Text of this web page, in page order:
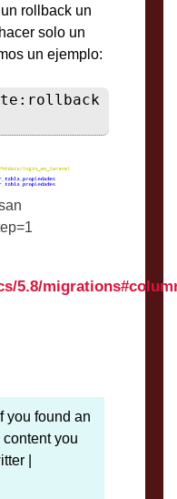
rollback un
solo un
un ejemplo:
5.8/
If you found an
you
|